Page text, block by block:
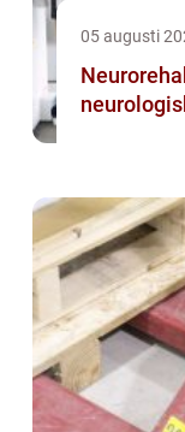
05 augusti
Neurorehab vägen tillbaka